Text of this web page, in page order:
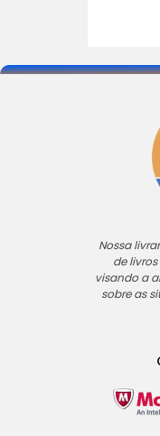
Nossa
de
visando a
sobre as